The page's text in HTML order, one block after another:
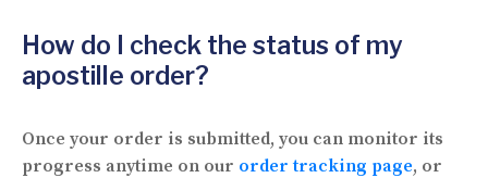
How do I check the status of my
apostille order?
Once your order is submitted, you can monitor its
progress anytime on our order tracking page, or